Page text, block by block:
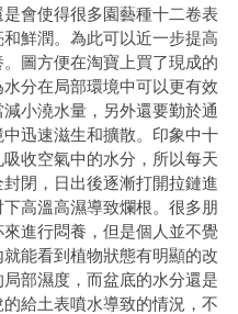
會使得很多園藝種十二卷表
鮮潤。為此可以近一步提高
圖方便在淘寶上買了現成的
分在局部環境中可以更有效
小澆水量，另外還要勤於通
迅速滋生和擴散。印象中十
收空氣中的水分，所以每天
閉，日出後逐漸打開拉鏈進
高溫高濕導致爛根。很多朋
進行悶養，但是個人並不覺
能看到植物狀態有明顯的改
部濕度，而盆底的水分還是
給土表噴水導致的情況，不